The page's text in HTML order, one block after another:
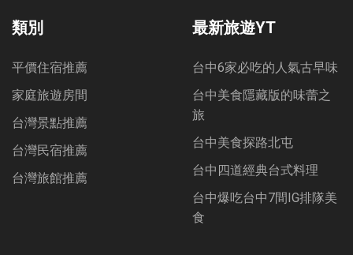
類別
平價住宿推薦
家庭旅遊房間
台灣景點推薦
台灣民宿推薦
台灣旅館推薦
最新旅遊YT
台中6家必吃的人氣古早味
台中美食隱藏版的味蕾之
旅
台中美食探路北屯
台中四道經典台式料理
台中爆吃台中7間IG排隊美
食